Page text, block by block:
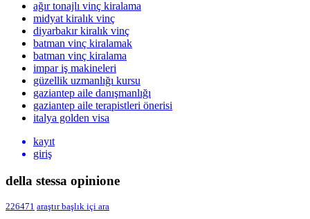
ağır tonajlı vinç kiralama
midyat kiralık vinç
diyarbakır kiralık vinç
batman vinç kiralamak
batman vinç kiralama
impar iş makineleri
güzellik uzmanlığı kursu
gaziantep aile danışmanlığı
gaziantep aile terapistleri önerisi
italya golden visa
kayıt
giriş
della stessa opinione
226471 araştırbaşlık içi ara